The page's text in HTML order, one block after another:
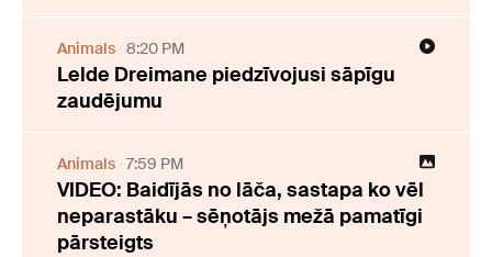
Animals 8:20 PM
Lelde Dreimane piedzīvojusi sāpīgu
zaudējumu
Animals 7:59 PM
VIDEO: Baidījās no lāča, sastapa ko vēl
neparastāku – sēņotājs mežā pamatīgi
pārsteigts